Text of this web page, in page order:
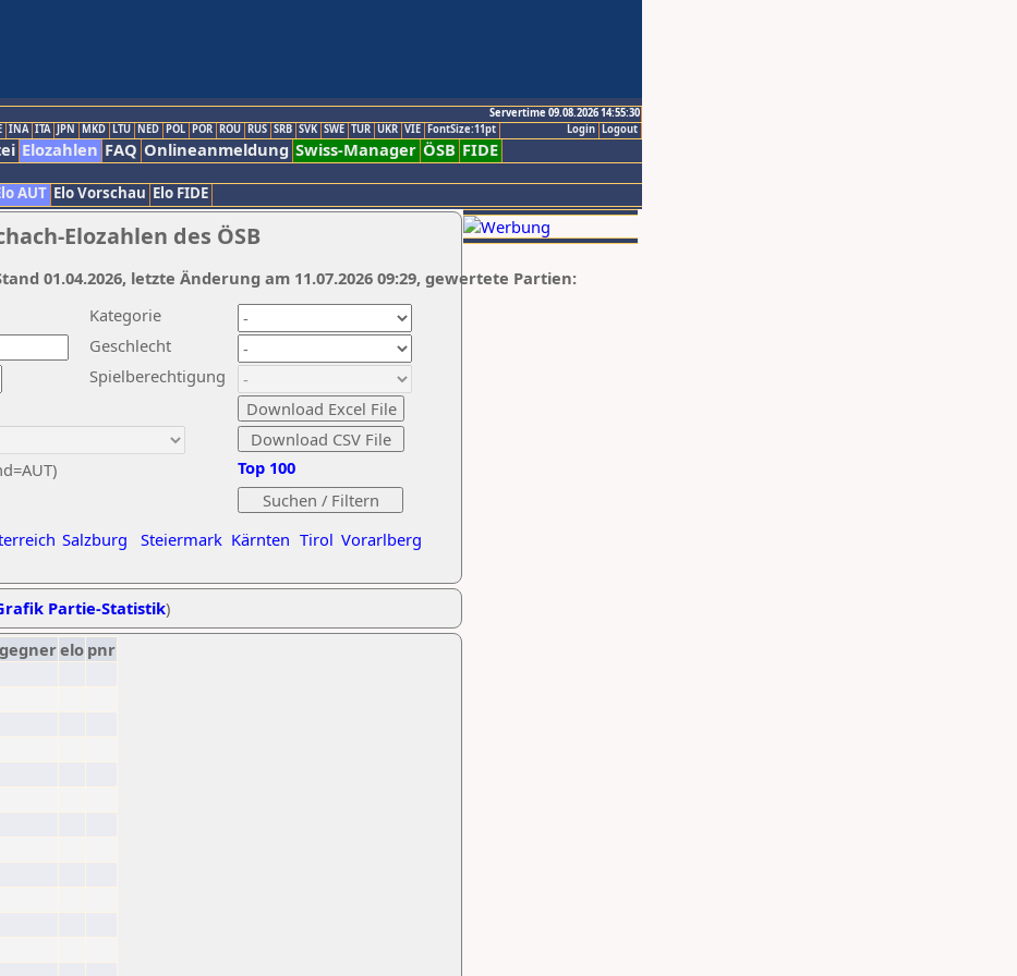
Servertime 09.08.2026 14:55:30
Logout
Login
INA ITA JPN MKD LTU NED POL POR ROU RUS SRB SVK SWE TUR UKR VIE FontSize:11pt
Elozahlen FAQ Onlineanmeldung Swiss-Manager ÖSB FIDE
AUT Elo Vorschau Elo FIDE
Elozahlen des ÖSB
Kategorie
Geschlecht
Spielberechtigung
Salzburg Steiermark Kärnten Tirol Vorarlberg
Top 100
01.04.2026, letzte Änderung am 11.07.2026 09:29, gewertete Partien:
Partie-Statistik)
gegnerelo pnr